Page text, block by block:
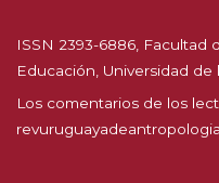
ISSN 2393-6886, Facultad
Educación, Universidad de
Los comentarios de los